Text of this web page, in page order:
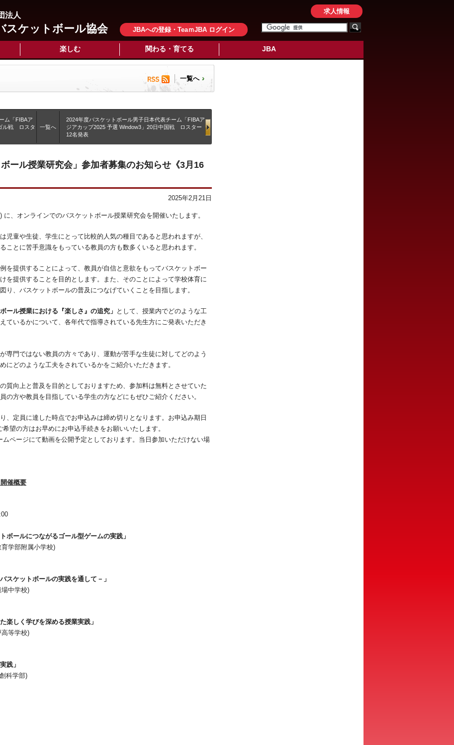
法人
スケットボール協会 JBAへの登録・TeaｍJBA ログイン
求人情報
楽しむ 関わる・育てる JBA
一覧へ
ム「FIBAア
ル戦 ロスタ
一覧へ
2024年度バスケットボール男子日本代表チーム「FIBAア
ジアカップ2025 予選 Window3」20日中国戦 ロスター
12名発表
ール授業研究会」参加者募集のお知らせ《3月16
2025年2月21日
、オンラインでのバスケットボール授業研究会を開催いたします。
童や生徒、学生にとって比較的人気の種目であると思われますが、
ことに苦手意識をもっている教員の方も数多くいると思われます。
を提供することによって、教員が自信と意欲をもってバスケットボー
を提供することを目的とします。また、そのことによって学校体育に
り、バスケットボールの普及につなげていくことを目指します。
ール授業における『楽しさ』の追究」 として、授業内でどのような工
ているかについて、各年代で指導されている先生方にご発表いただき
専門ではない教員の方々であり、運動が苦手な生徒に対してどのよう
にどのような工夫をされているかをご紹介いただきます。
質向上と普及を目的としておりますため、参加料は無料とさせていた
の方や教員を目指している学生の方などにもぜひご紹介ください。
、定員に達した時点でお申込みは締め切りとなります。お申込み期日
望の方はお早めにお申込手続きをお願いいたします。
ページにて動画を公開予定としております。当日参加いただけない場
催概要
ボールにつながるゴール型ゲームの実践」
学部附属小学校)
スケットボールの実践を通して－」
中学校)
楽しく学びを深める授業実践」
等学校)
践」
科学部)